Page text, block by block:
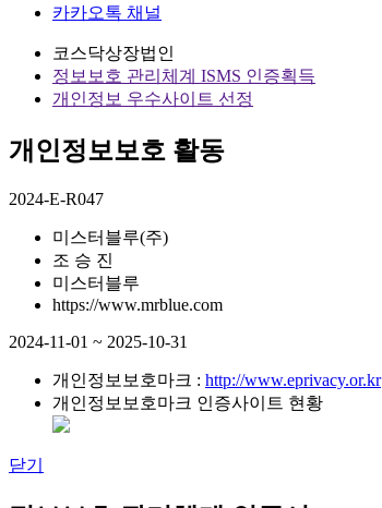
카카오톡 채널
코스닥상장법인
정보보호 관리체계 ISMS 인증획득
개인정보 우수사이트 선정
개인정보보호 활동
2024-E-R047
미스터블루(주)
조 승 진
미스터블루
https://www.mrblue.com
2024-11-01 ~ 2025-10-31
개인정보보호마크 : http://www.eprivacy.or.kr
개인정보보호마크 인증사이트 현황
닫기